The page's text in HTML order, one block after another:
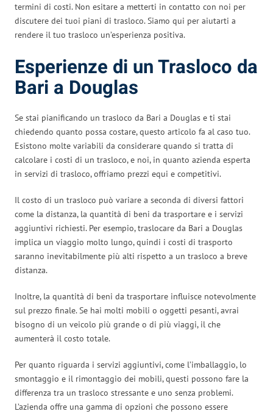
termini di costi. Non esitare a metterti in contatto con noi per
discutere dei tuoi piani di trasloco. Siamo qui per aiutarti a
rendere il tuo trasloco un’esperienza positiva.
Esperienze di un Trasloco da
Bari a Douglas
Se stai pianificando un trasloco da Bari a Douglas e ti stai
chiedendo quanto possa costare, questo articolo fa al caso tuo.
Esistono molte variabili da considerare quando si tratta di
calcolare i costi di un trasloco, e noi, in quanto azienda esperta
in servizi di trasloco, offriamo prezzi equi e competitivi.
Il costo di un trasloco può variare a seconda di diversi fattori
come la distanza, la quantità di beni da trasportare e i servizi
aggiuntivi richiesti. Per esempio, traslocare da Bari a Douglas
implica un viaggio molto lungo, quindi i costi di trasporto
saranno inevitabilmente più alti rispetto a un trasloco a breve
distanza.
Inoltre, la quantità di beni da trasportare influisce notevolmente
sul prezzo finale. Se hai molti mobili o oggetti pesanti, avrai
bisogno di un veicolo più grande o di più viaggi, il che
aumenterà il costo totale.
Per quanto riguarda i servizi aggiuntivi, come l’imballaggio, lo
smontaggio e il rimontaggio dei mobili, questi possono fare la
differenza tra un trasloco stressante e uno senza problemi.
L’azienda offre una gamma di opzioni che possono essere